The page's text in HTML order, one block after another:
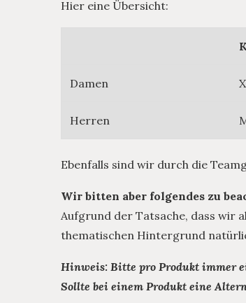
Hier eine Übersicht:
Damen
Herren
Ebenfalls sind wir durch die
Wir bitten aber folgendes zu
Aufgrund der Tatsache, dass wir
thematischen Hintergrund
Hinweis: Bitte pro Produkt immer
Sollte bei einem Produkt eine